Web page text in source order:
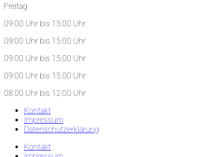
Freitag
09:00 Uhr bis 15:00 Uhr
09:00 Uhr bis 15:00 Uhr
09:00 Uhr bis 15:00 Uhr
09:00 Uhr bis 15:00 Uhr
08:00 Uhr bis 12:00 Uhr
Kontakt
Impressum
Datenschutzerklärung
Kontakt